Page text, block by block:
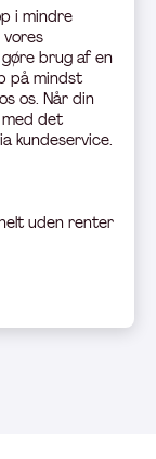
i mindre
vores
brug af en
på mindst
os. Når din
med det
kundeservice.
uden renter